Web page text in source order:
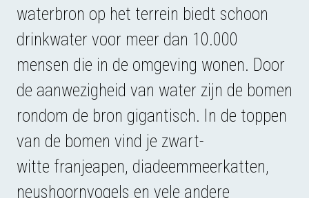
waterbron op het terrein biedt schoon
drinkwater voor meer dan 10.000
mensen die in de omgeving wonen. Door
de aanwezigheid van water zijn de bomen
rondom de bron gigantisch. In de toppen
van de bomen vind je zwart-
witte franjeapen, diadeemmeerkatten,
neushoornvogels en vele andere